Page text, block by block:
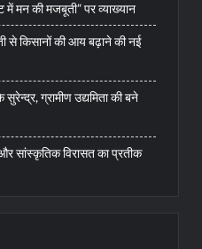
में मन की मजबूती” पर व्याख्यान
से किसानों की आय बढ़ाने की नई
ग्रामीण उद्यमिता की बने
सांस्कृतिक विरासत का प्रतीक